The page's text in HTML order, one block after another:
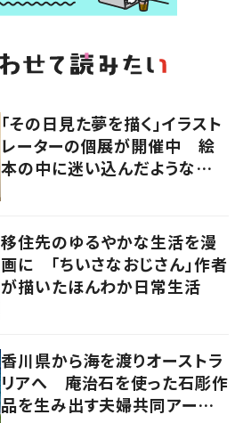
「その日見た夢を描く」イラスト
レーターの個展が開催中 絵
本の中に迷い込んだような想
移住先のゆるやかな生活を漫
画に 「ちいさなおじさん」作者
が描いたほんわか日常生活
香川県から海を渡りオーストラ
リアへ 庵治石を使った石彫作
品を生み出す夫婦共同アーティ